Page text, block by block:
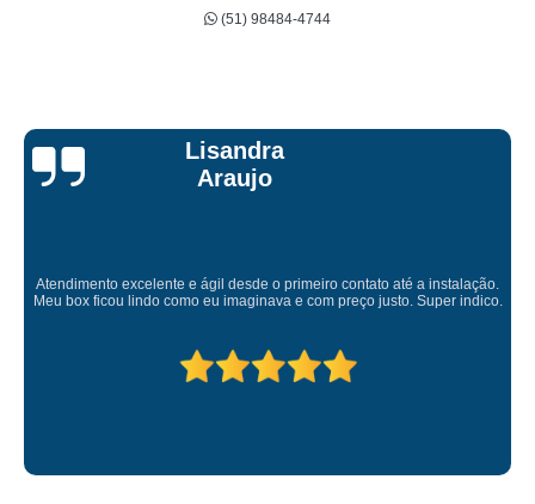
(51) 98484-4744
Lisandra
Araujo
Atendimento excelente e ágil desde o primeiro contato até a instalação.
Meu box ficou lindo como eu imaginava e com preço justo. Super indico.